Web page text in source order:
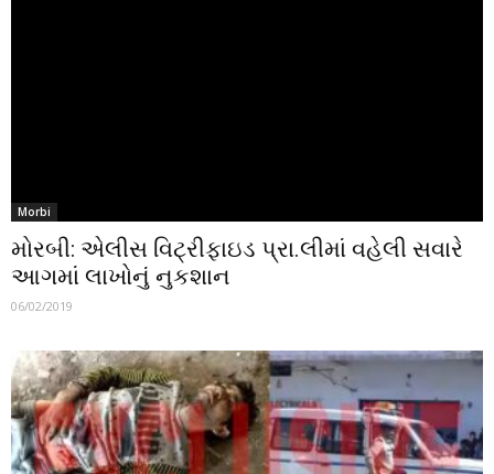
Morbi
મોરબી: એલીસ વિટ્રીફાઇડ પ્રા.લીમાં વહેલી સવારે
આગમાં લાખોનું નુકશાન
06/02/2019